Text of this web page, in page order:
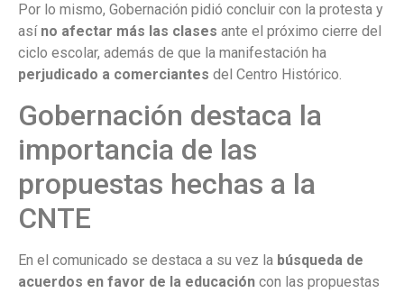
Por lo mismo, Gobernación pidió concluir con la protesta y
así no afectar más las clases ante el próximo cierre del
ciclo escolar, además de que la manifestación ha
perjudicado a comerciantes del Centro Histórico.
Gobernación destaca la
importancia de las
propuestas hechas a la
CNTE
En el comunicado se destaca a su vez la búsqueda de
acuerdos en favor de la educación con las propuestas